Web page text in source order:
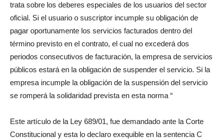
trata sobre los deberes especiales de los usuarios del sector
oficial. Si el usuario o suscriptor incumple su obligación de
pagar oportunamente los servicios facturados dentro del
término previsto en el contrato, el cual no excederá dos
periodos consecutivos de facturación, la empresa de servicios
públicos estará en la obligación de suspender el servicio. Si la
empresa incumple la obligación de la suspensión del servicio
se romperá la solidaridad prevista en esta norma “
Este artículo de la Ley 689/01, fue demandado ante la Corte
Constitucional y esta lo declaro exequible en la sentencia C